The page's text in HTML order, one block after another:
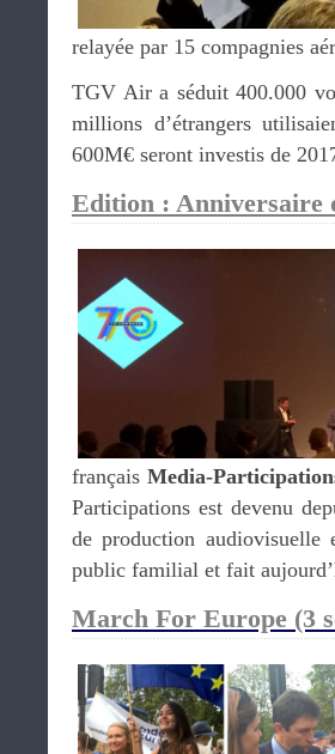
relayée par 15 compagnies
TGV Air a séduit 400.000
millions d’étrangers
600M€ seront investis de
Edition : Anniversaire
françaisMedia-
Participations est devenu
de production
public familial et fait
March For Europe (3